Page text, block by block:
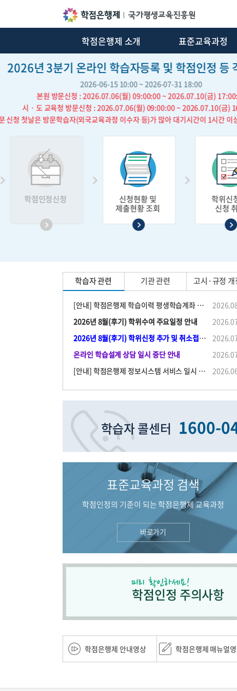
학점은행제 소개 표준교육과정
알림마당
학습자 관련
[안내] 학점은행제 학습이력 평생학습계좌 연계 및 이벤트 참여 안내
2026년 8월(후기) 학위수여 주요일정 안내
2026년 8월(후기) 학위신청 추가 및 취소접수 운영 안내
온라인 학습설계 상담 일시 중단 안내
[안내] 학점은행제 정보시스템 서비스 일시 중단 안내
기관 관련
고시·규정 개
학습자 콜센터 1600-
표준교육과정 검색
학점인정의 기준이 되는 학점은행제 교육과정
바로가기
학점인정 주의사항
학점은행제 안내영상 학점은행제 매뉴얼